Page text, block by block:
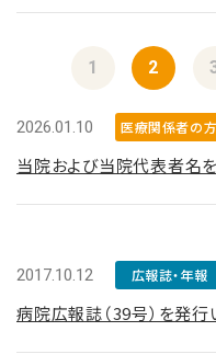
1 2
2026.01.10 医療関係者の
当院および当院代表者名
2017.10.12 広報誌・年報
病院広報誌（39号）を発行